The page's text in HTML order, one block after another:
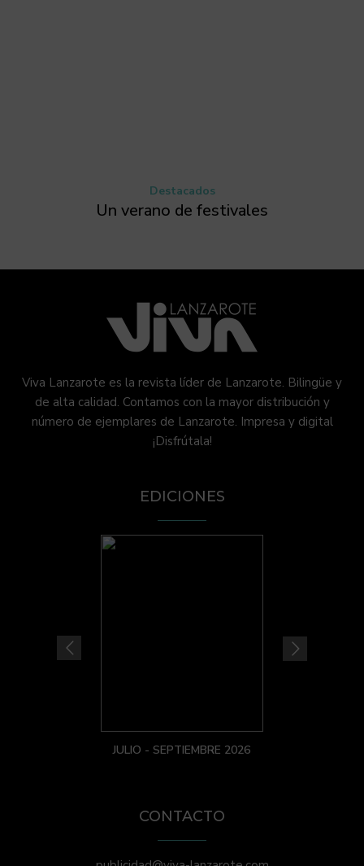
Destacados
Un verano de festivales
Viva Lanzarote es la revista líder de Lanzarote. Bilingüe y
de alta calidad. Contamos con la mayor distribución y
número de ejemplares de Lanzarote. Impresa y digital
¡Disfrútala!
EDICIONES
JULIO - SEPTIEMBRE 2026
CONTACTO